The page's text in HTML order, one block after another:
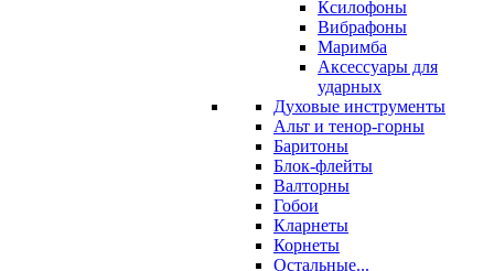
Ксилофоны
Вибрафоны
Маримба
Аксессуары для
ударных
Духовые инструменты
Альт и тенор-горны
Баритоны
Блок-флейты
Валторны
Гобои
Кларнеты
Корнеты
Остальные...